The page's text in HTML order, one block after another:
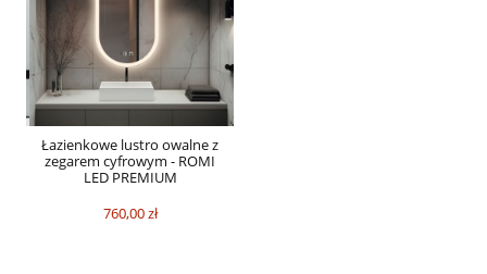
Łazienkowe lustro owalne z
zegarem cyfrowym - ROMI
LED PREMIUM
760,00 zł